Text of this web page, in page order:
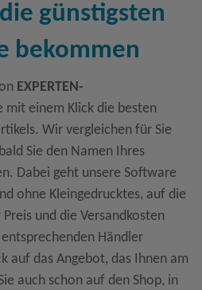
günstigsten
bekommen
EXPERTEN-
mit einem Klick die besten
Wir vergleichen für Sie
Sie den Namen Ihres
Dabei geht unsere Software
ohne Kleingedrucktes, auf die
und die Versandkosten
Händler
auf das Angebot, das Ihnen am
auch schon auf den Shop, in